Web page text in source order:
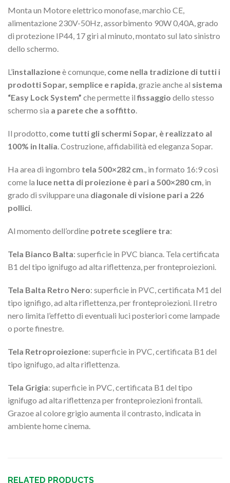
Monta un Motore elettrico monofase, marchio CE,
alimentazione 230V-50Hz, assorbimento 90W 0,40A, grado
di protezione IP44, 17 giri al minuto, montato sul lato sinistro
dello schermo.
L’installazioneè comunque, come nella tradizione di tutti i
prodotti Sopar, semplice e rapida, grazie anche al sistema
“Easy Lock System” che permette ilfissaggio dello stesso
schermo sia a parete che a soffitto.
Il prodotto, come tutti gli schermi Sopar, è realizzato al
100% in Italia. Costruzione, affidabilità ed eleganza Sopar.
Ha area di ingombro tela 500×282 cm., in formato 16:9 così
come la luce netta di proiezione è pari a 500×280 cm, in
grado di sviluppare una diagonale di visione pari a 226
pollici.
Al momento dell’ordine potrete scegliere tra:
Tela Bianco Balta: superficie in PVC bianca. Tela certificata
B1 del tipo ignifugo ad alta riflettenza, per fronteproiezioni.
Tela Balta Retro Nero: superficie in PVC, certificata M1 del
tipo ignifigo, ad alta riflettenza, per fronteproiezioni. Il retro
nero limita l’effetto di eventuali luci posteriori come lampade
o porte finestre.
Tela Retroproiezione: superficie in PVC, certificata B1 del
tipo ignifugo, ad alta riflettenza.
Tela Grigia: superficie in PVC, certificata B1 del tipo
ignifugo ad alta riflettenza per fronteproiezioni frontali.
Grazoe al colore grigio aumenta il contrasto, indicata in
ambiente home cinema.
RELATED PRODUCTS